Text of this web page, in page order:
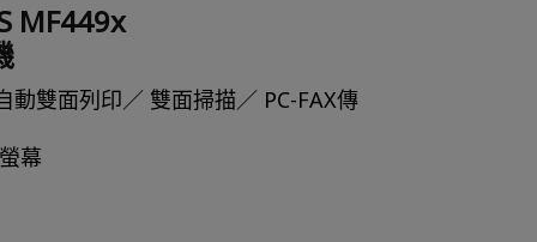
MF449x
雙面列印／ 雙面掃描／ PC-FAX傳
幕